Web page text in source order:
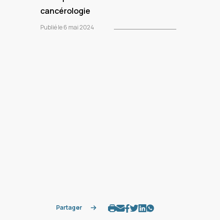
cancérologie
Publié le 6 mai 2024
Partager